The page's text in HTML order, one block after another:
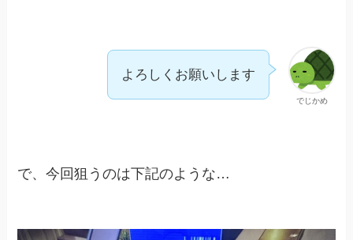
でじかめ
よろしくお願いします
で、今回狙うのは下記のような…